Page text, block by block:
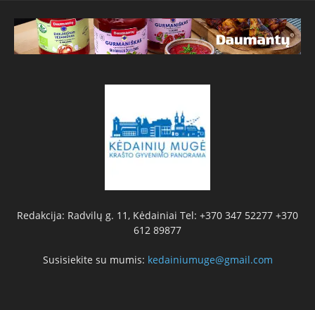
Redakcija: Radvilų g. 11, Kėdainiai Tel: +370 347 52277 +370
612 89877
Susisiekite su mumis: kedainiumuge@gmail.com